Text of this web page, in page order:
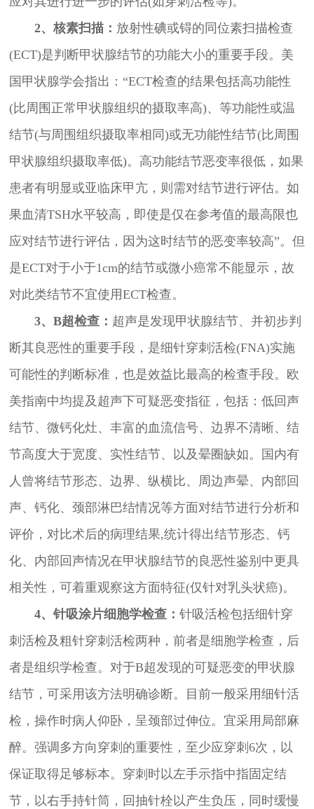
2、核素扫描： 放射性碘或锝的同位素扫描检查
(ECT)是判断甲状腺结节的功能大小的重要手段。美
国甲状腺学会指出：“ECT检查的结果包括高功能性
(比周围正常甲状腺组织的摄取率高)、等功能性或温
结节(与周围组织摄取率相同)或无功能性结节(比周围
甲状腺组织摄取率低)。高功能结节恶变率很低，如果
患者有明显或亚临床甲亢，则需对结节进行评估。如
果血清TSH水平较高，即使是仅在参考值的最高限也
应对结节进行评估，因为这时结节的恶变率较高”。但
是ECT对于小于1cm的结节或微小癌常不能显示，故
对此类结节不宜使用ECT检查。
3、B超检查： 超声是发现甲状腺结节、并初步判
断其良恶性的重要手段，是细针穿刺活检(FNA)实施
可能性的判断标准，也是效益比最高的检查手段。欧
美指南中均提及超声下可疑恶变指征，包括：低回声
结节、微钙化灶、丰富的血流信号、边界不清晰、结
节高度大于宽度、实性结节、以及晕圈缺如。国内有
人曾将结节形态、边界、纵横比、周边声晕、内部回
声、钙化、颈部淋巴结情况等方面对结节进行分析和
评价，对比术后的病理结果,统计得出结节形态、钙
化、内部回声情况在甲状腺结节的良恶性鉴别中更具
相关性，可着重观察这方面特征(仅针对乳头状癌)。
4、针吸涂片细胞学检查： 针吸活检包括细针穿
刺活检及粗针穿刺活检两种，前者是细胞学检查，后
者是组织学检查。对于B超发现的可疑恶变的甲状腺
结节，可采用该方法明确诊断。目前一般采用细针活
检，操作时病人仰卧，呈颈部过伸位。宜采用局部麻
醉。强调多方向穿刺的重要性，至少应穿刺6次，以
保证取得足够标本。穿刺时以左手示指中指固定结
节，以右手持针筒，回抽针栓以产生负压，同时缓慢